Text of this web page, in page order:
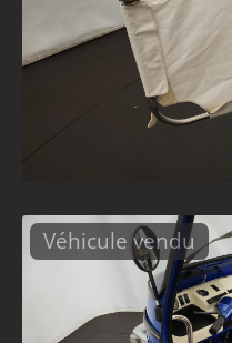
Véhicule vendu